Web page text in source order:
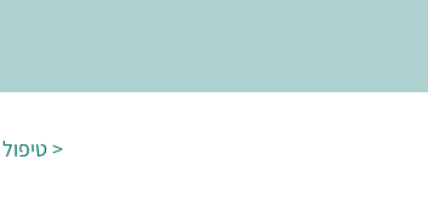
טיפול קודם >